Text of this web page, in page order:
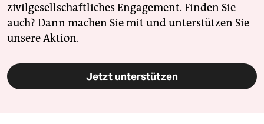
zivilgesellschaftliches Engagement. Finden Sie
auch? Dann machen Sie mit und unterstützen Sie
unsere Aktion.
Jetzt unterstützen